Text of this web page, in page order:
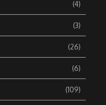
(4)
(3)
(26)
(6)
(109)